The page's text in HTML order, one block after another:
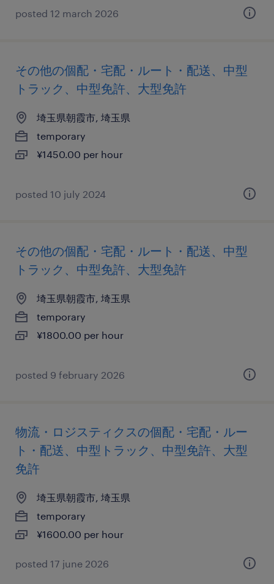
posted 12 march 2026
その他の個配・宅配・ルート・配送、中型
トラック、中型免許、大型免許
埼玉県朝霞市, 埼玉県
temporary
¥1450.00 per hour
posted 10 july 2024
その他の個配・宅配・ルート・配送、中型
トラック、中型免許、大型免許
埼玉県朝霞市, 埼玉県
temporary
¥1800.00 per hour
posted 9 february 2026
物流・ロジスティクスの個配・宅配・ルー
ト・配送、中型トラック、中型免許、大型
免許
埼玉県朝霞市, 埼玉県
temporary
¥1600.00 per hour
posted 17 june 2026